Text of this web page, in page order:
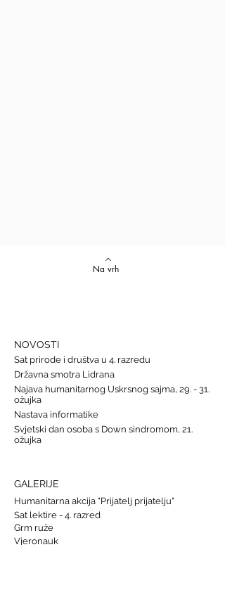
Na vrh
NOVOSTI
Sat prirode i društva u 4. razredu
Državna smotra Lidrana
Najava humanitarnog Uskrsnog sajma, 29. - 31.
ožujka
Nastava informatike
Svjetski dan osoba s Down sindromom, 21.
ožujka
GALERIJE
Humanitarna akcija "Prijatelj prijatelju"
Sat lektire - 4. razred
Grm ruže
Vjeronauk